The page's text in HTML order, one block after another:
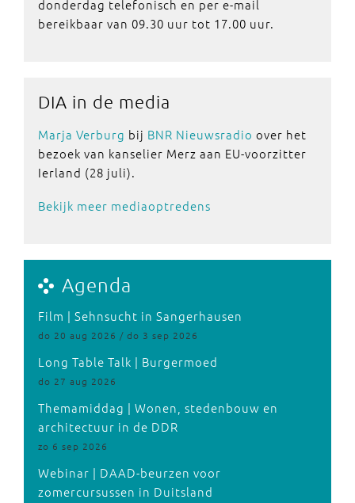
donderdag telefonisch en per e-mail
bereikbaar van 09.30 uur tot 17.00 uur.
DIA in de media
Marja Verburg bij BNR Nieuwsradio over het
bezoek van kanselier Merz aan EU-voorzitter
Ierland (28 juli).
Bekijk meer mediaoptredens
Agenda
Film | Sehnsucht in Sangerhausen
do 20 aug 2026 / do 3 sep 2026
Long Table Talk | Burgermoed
do 27 aug 2026
Themamiddag | Wonen, stedenbouw en
architectuur in de DDR
zo 6 sep 2026
Webinar | DAAD-beurzen voor
zomercursussen in Duitsland